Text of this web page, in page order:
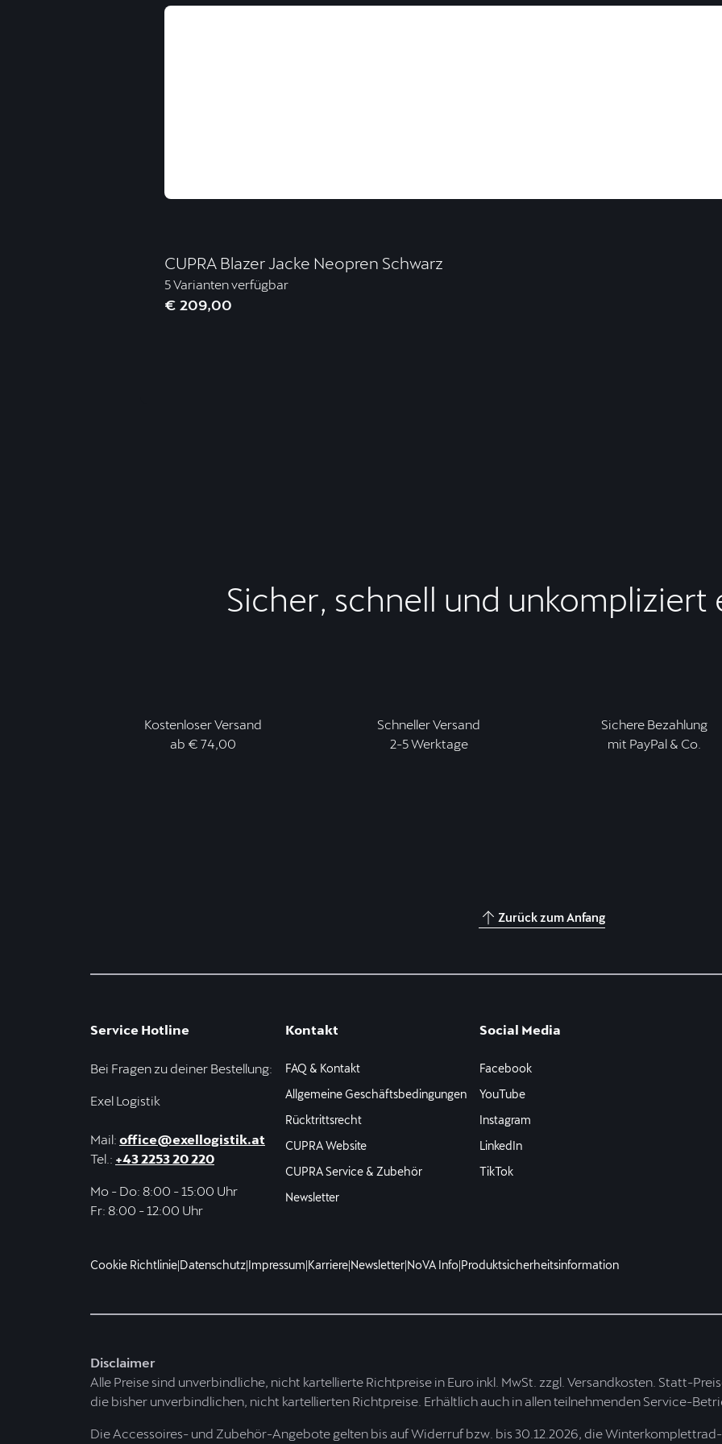
CUPRA Blazer Jacke Neopren Schwarz
5 Varianten verfügbar
€ 209,00
Sicher, schnell und unkompliziert
Kostenloser Versand
ab € 74,00
Schneller Versand
2-5 Werktage
Sichere Bezahlung
mit PayPal & Co.
Zurück zum Anfang
Service Hotline
Bei Fragen zu deiner Bestellung:
Exel Logistik
Mail: office@exellogistik.at
Tel.: +43 2253 20 220
Mo - Do: 8:00 - 15:00 Uhr
Fr: 8:00 - 12:00 Uhr
Kontakt
FAQ & Kontakt
Allgemeine Geschäftsbedingungen
Rücktrittsrecht
CUPRA Website
CUPRA Service & Zubehör
Newsletter
Social Media
Facebook
YouTube
Instagram
LinkedIn
TikTok
Cookie Richtlinie|Datenschutz|Impressum|Karriere|Newsletter|NoVA Info|Produktsicherheitsinformation
Disclaimer
Alle Preise sind unverbindliche, nicht kartellierte Richtpreise in Euro inkl. MwSt. zzgl. Versandkosten. Statt-
die bisher unverbindlichen, nicht kartellierten Richtpreise. Erhältlich auch in allen teilnehmenden Service-
Die Accessoires- und Zubehör-Angebote gelten bis auf Widerruf bzw. bis 30.12.2026, die